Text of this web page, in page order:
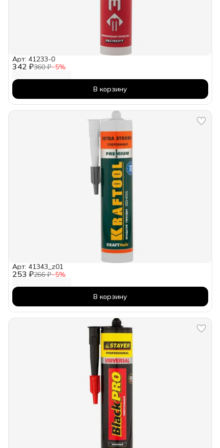
342 ₽360 ₽−5%
Арт: 41233-0
В корзину
253 ₽266 ₽−5%
Арт: 41343_z01
В корзину